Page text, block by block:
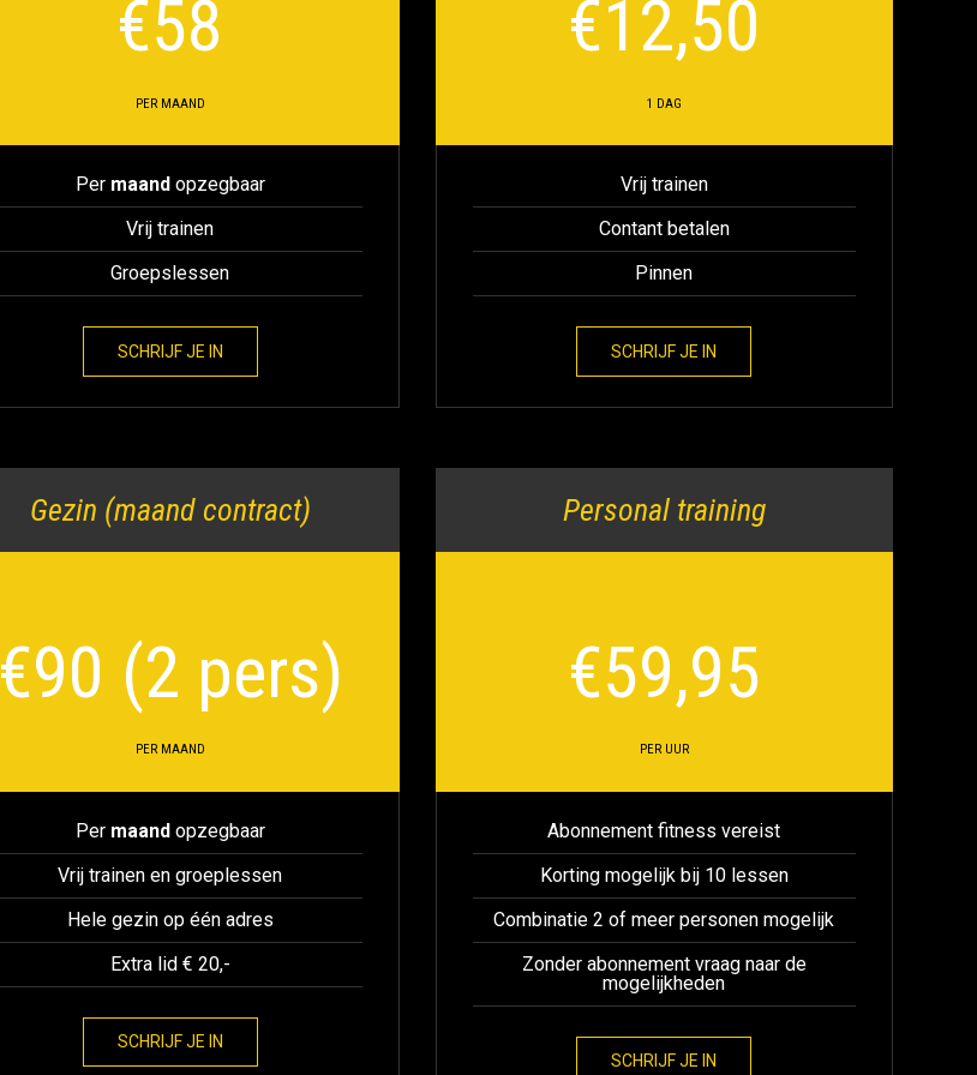
€58
PER MAAND
Per maandopzegbaar
Vrij trainen
Groepslessen
SCHRIJF JE IN
€12,50
1 DAG
Vrij trainen
Contant betalen
Pinnen
SCHRIJF JE IN
Gezin (maand contract)
€90 (2 pers)
PER MAAND
Per maandopzegbaar
Vrij trainen en groeplessen
Hele gezin op één adres
Extra lid € 20,-
SCHRIJF JE IN
Personal training
€59,95
PER UUR
Abonnement fitness vereist
Korting mogelijk bij 10 lessen
Combinatie 2 of meer personen mogelijk
Zonder abonnement vraag naar de
mogelijkheden
SCHRIJF JE IN